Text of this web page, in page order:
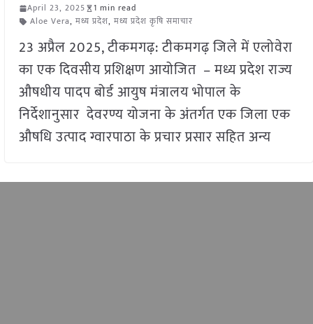
April 23, 2025
1 min read
Aloe Vera, मध्य प्रदेश, मध्य प्रदेश कृषि समाचार
23 अप्रैल 2025, टीकमगढ़: टीकमगढ़ जिले में एलोवेरा
का एक दिवसीय प्रशिक्षण आयोजित – मध्य प्रदेश राज्य
औषधीय पादप बोर्ड आयुष मंत्रालय भोपाल के
निर्देशानुसार देवरण्य योजना के अंतर्गत एक जिला एक
औषधि उत्पाद ग्वारपाठा के प्रचार प्रसार सहित अन्य